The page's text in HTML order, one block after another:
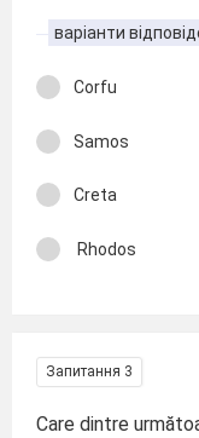
варіанти
Corfu
Samos
Creta
Rhodos
Запитання 3
Care dintre